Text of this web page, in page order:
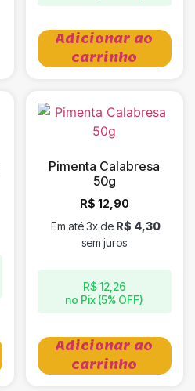
Adicionar ao
carrinho
Pimenta Calabresa
50g
R$ 12,90
R$12,26
no Pix (5% OFF)
Em até 3x de R$ 4,30
sem juros
Adicionar ao
carrinho